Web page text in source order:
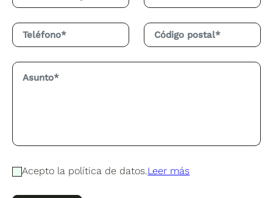
Acepto la política de datos.Leer más